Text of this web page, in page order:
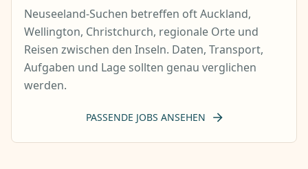
Neuseeland-Suchen betreffen oft Auckland,
Wellington, Christchurch, regionale Orte und
Reisen zwischen den Inseln. Daten, Transport,
Aufgaben und Lage sollten genau verglichen
werden.
PASSENDE JOBS ANSEHEN